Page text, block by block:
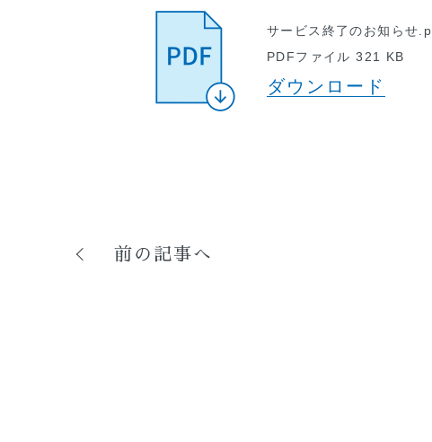
サービス終了のお知らせ
PDFファイル 321 KB
ダウンロード
前の記事へ